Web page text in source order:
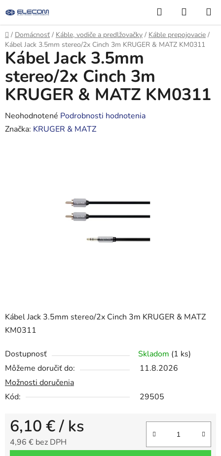
na
obsah
Hľadať
KOŠÍK
Domov
/ Domácnosť / Káble, vodiče a predlžovačky / Káble prepojovacie /
Kábel Jack 3.5mm stereo/2x Cinch 3m KRUGER & MATZ KM0311
Kábel Jack 3.5mm stereo/2x Cinch 3m KRUGER & MATZ
KM0311
Dostupnosť Skladom (1 ks)
Môžeme doručiť do:
11.8.2026
Možnosti doručenia
Kód:
29505
6,10 €/ ks
4,96 € bez DPH
Kábel Jack 3.5mm
stereo/2x Cinch 3m
KRUGER & MATZ KM0311
Priemerné
hodnotenie
Neohodnotené Podrobnosti hodnotenia
Značka: KRUGER & MATZ